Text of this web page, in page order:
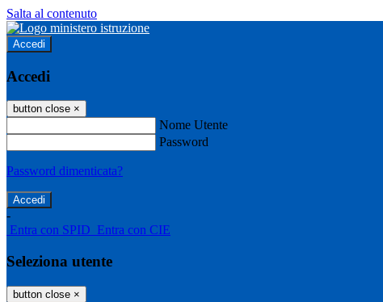
Salta al contenuto
Accedi
Accedi
button close ×
Nome Utente
Password
Password dimenticata?
-
Entra con SPID Entra con CIE
Seleziona utente
button close ×